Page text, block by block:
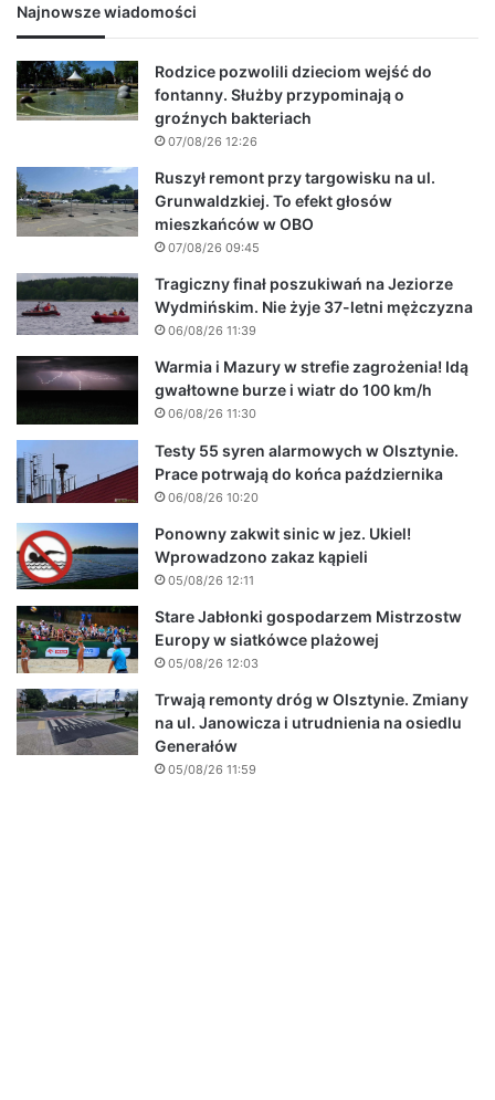
Najnowsze wiadomości
Rodzice pozwolili dzieciom wejść do
fontanny. Służby przypominają o
groźnych bakteriach
07/08/26 12:26
Ruszył remont przy targowisku na ul.
Grunwaldzkiej. To efekt głosów
mieszkańców w OBO
07/08/26 09:45
Tragiczny finał poszukiwań na Jeziorze
Wydmińskim. Nie żyje 37-letni mężczyzna
06/08/26 11:39
Warmia i Mazury w strefie zagrożenia! Idą
gwałtowne burze i wiatr do 100 km/h
06/08/26 11:30
Testy 55 syren alarmowych w Olsztynie.
Prace potrwają do końca października
06/08/26 10:20
Ponowny zakwit sinic w jez. Ukiel!
Wprowadzono zakaz kąpieli
05/08/26 12:11
Stare Jabłonki gospodarzem Mistrzostw
Europy w siatkówce plażowej
05/08/26 12:03
Trwają remonty dróg w Olsztynie. Zmiany
na ul. Janowicza i utrudnienia na osiedlu
Generałów
05/08/26 11:59